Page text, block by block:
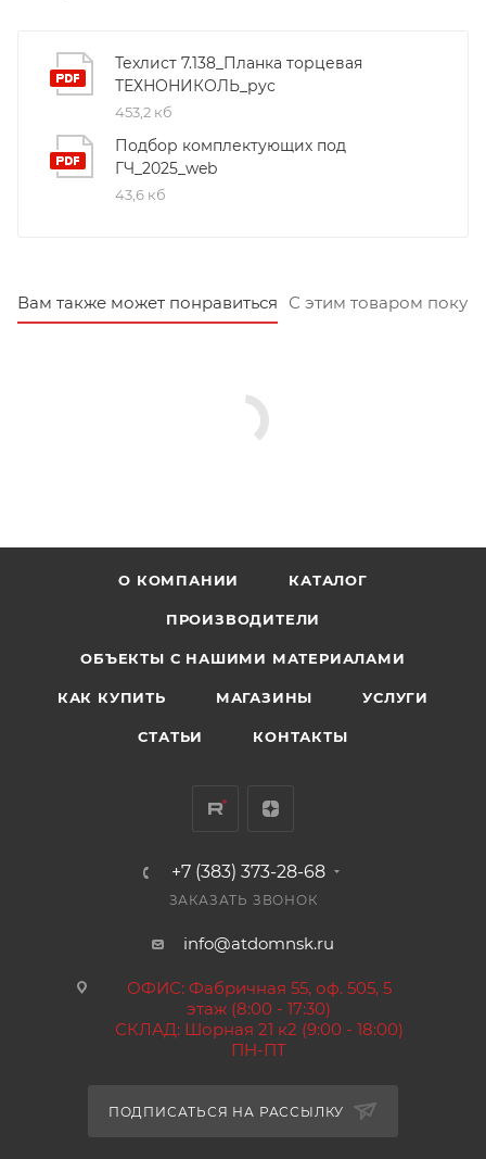
Техлист 7.138_Планка торцевая
ТЕХНОНИКОЛЬ_рус
453,2 кб
Подбор комплектующих под
ГЧ_2025_web
43,6 кб
Вам также может понравиться С этим товаром
О КОМПАНИИ КАТАЛОГ
ПРОИЗВОДИТЕЛИ
ОБЪЕКТЫ С НАШИМИ МАТЕРИАЛАМИ
КАК КУПИТЬ МАГАЗИНЫ УСЛУГИ
СТАТЬИ КОНТАКТЫ
+7 (383) 373-28-68
ЗАКАЗАТЬ ЗВОНОК
info@atdomnsk.ru
ОФИС: Фабричная 55, оф. 505, 5
этаж (8:00 - 17:30)
СКЛАД: Шорная 21 к2 (9:00 - 18:00)
ПН-ПТ
ПОДПИСАТЬСЯ НА РАССЫЛКУ